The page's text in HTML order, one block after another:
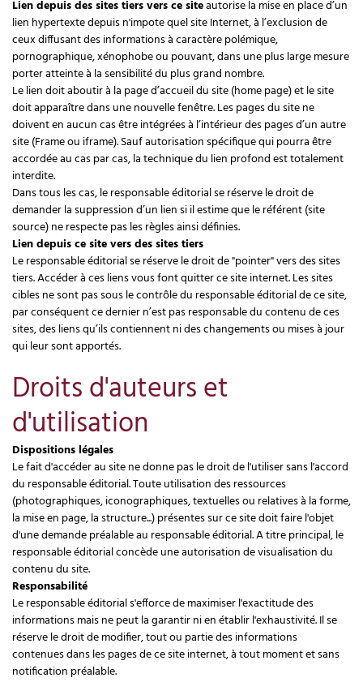
Lien depuis des sites tiers vers ce siteautorise la mise en place d’un
lien hypertexte depuis n'impote quel site Internet, à l’exclusion de
ceux diffusant des informations à caractère polémique,
pornographique, xénophobe ou pouvant, dans une plus large mesure
porter atteinte à la sensibilité du plus grand nombre.
Le lien doit aboutir à la page d’accueil du site (home page) et le site
doit apparaître dans une nouvelle fenêtre. Les pages du site ne
doivent en aucun cas être intégrées à l’intérieur des pages d’un autre
site (Frame ou iframe). Sauf autorisation spécifique qui pourra être
accordée au cas par cas, la technique du lien profond est totalement
interdite.
Dans tous les cas, le responsable éditorial se réserve le droit de
demander la suppression d’un lien si il estime que le référent (site
source) ne respecte pas les règles ainsi définies.
Lien depuis ce site vers des sites tiers
Le responsable éditorial se réserve le droit de "pointer" vers des sites
tiers. Accéder à ces liens vous font quitter ce site internet. Les sites
cibles ne sont pas sous le contrôle du responsable éditorial de ce site,
par conséquent ce dernier n’est pas responsable du contenu de ces
sites, des liens qu’ils contiennent ni des changements ou mises à jour
qui leur sont apportés.
Droits d'auteurs et
d'utilisation
Dispositions légales
Le fait d'accéder au site ne donne pas le droit de l'utiliser sans l'accord
du responsable éditorial. Toute utilisation des ressources
(photographiques, iconographiques, textuelles ou relatives à la forme,
la mise en page, la structure...) présentes sur ce site doit faire l'objet
d'une demande préalable au responsable éditorial. A titre principal, le
responsable éditorial concède une autorisation de visualisation du
contenu du site.
Responsabilité
Le responsable éditorial s'efforce de maximiser l'exactitude des
informations mais ne peut la garantir ni en établir l'exhaustivité. Il se
réserve le droit de modifier, tout ou partie des informations
contenues dans les pages de ce site internet, à tout moment et sans
notification préalable.